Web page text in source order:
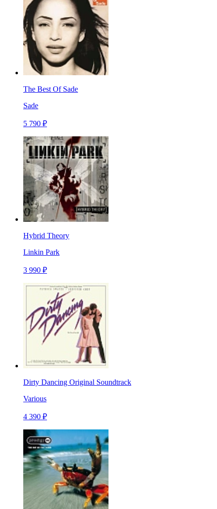
The Best Of Sade
Sade
5 790 ₽
Hybrid Theory
Linkin Park
3 990 ₽
Dirty Dancing Original Soundtrack
Various
4 390 ₽